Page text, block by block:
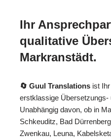
Ihr
qualitative
Markranstädt.
🔄 Guul Translations ist
erstklassige Übersetzungs-
Unabhängig davon, ob in
Schkeuditz, Bad
Zwenkau, Leuna,